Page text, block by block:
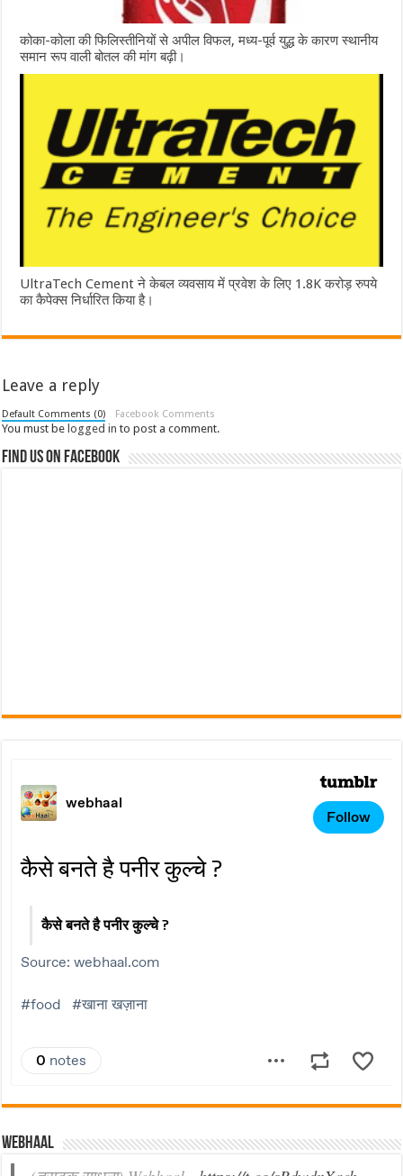
कोका-कोला की फिलिस्तीनियों से अपील विफल, मध्य-पूर्व युद्ध के कारण स्थानीय
समान रूप वाली बोतल की मांग बढ़ी।
UltraTech Cement ने केबल व्यवसाय में प्रवेश के लिए 1.8K करोड़ रुपये
का कैपेक्स निर्धारित किया है।
Leave a reply
Default Comments (0) Facebook Comments
You must be logged in to post a comment.
Find us on Facebook
Webhaal